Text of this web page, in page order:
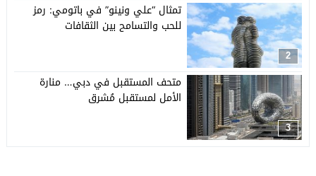
2
تمثال “علي ونينو” في باتومي: رمز
للحب والتسامح بين الثقافات
3
متحف المستقبل في دبي… منارة
الأمل لمستقبل مُشرق